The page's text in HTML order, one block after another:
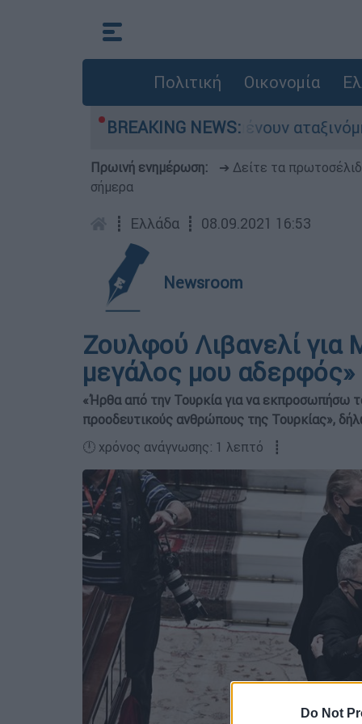
Do Not
Πολιτική Οικονομία
BREAKING NEWS:
αυτοκίνητα παραμένουν αταξινόμητα -
Πρωινή ενημέρωση: ➔ Δείτε τα
σήμερα
┋ Ελλάδα ┋ 08.09.2021 16:53
Newsroom
Ζουλφού Λιβανελί
μεγάλος μου αδερφός»
«Ήρθα από την Τουρκία για να εκπροσωπήσω
προοδευτικούς ανθρώπους της Τουρκίας»,
🕛 χρόνος ανάγνωσης: 1 λεπτό ┋